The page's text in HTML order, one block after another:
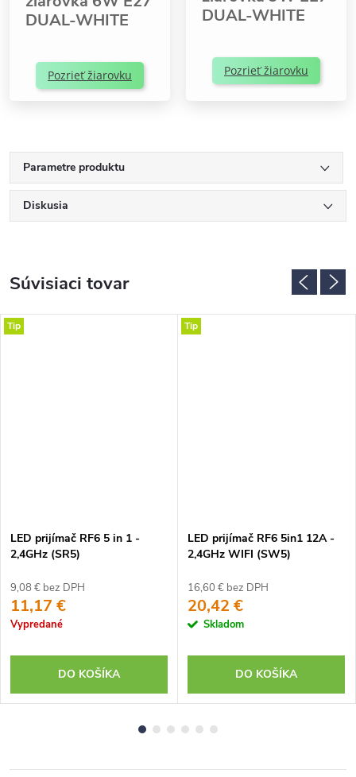
DUAL-WHITE
Pozrieť žiarovku
DUAL-WHITE
Pozrieť žiarovku
Parametre produktu
Diskusia
Súvisiaci tovar
Tip
LED prijímač RF6 5 in 1 -
2,4GHz (SR5)
9,08 € bez DPH
11,17 €
Vypredané
DO KOŠÍKA
Tip
LED prijímač RF6 5in1 12A -
2,4GHz WIFI (SW5)
16,60 € bez DPH
20,42 €
Skladom
DO KOŠÍKA